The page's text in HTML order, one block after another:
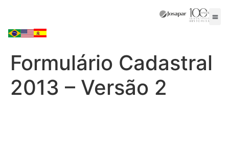
Formulário Cadastral
2013 – Versão 2